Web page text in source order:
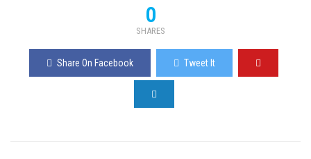
0
SHARES
Share On Facebook Tweet It